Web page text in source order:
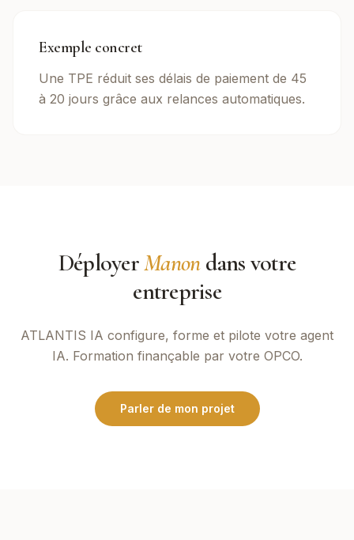
Exemple concret
Une TPE réduit ses délais de paiement de 45
à 20 jours grâce aux relances automatiques.
DéployerManondans votre
entreprise
ATLANTIS IA configure, forme et pilote votre agent
IA. Formation finançable par votre OPCO.
Parler de mon projet